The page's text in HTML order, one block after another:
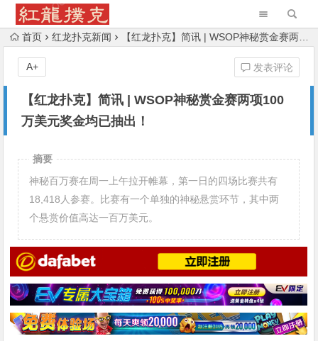
首页 红龙扑克新闻 【红龙扑克】简讯 | WSOP神秘赏金赛两项100万美元奖金均已抽出！
【红龙扑克】简讯 | WSOP神秘赏金赛两项100
万美元奖金均已抽出！
发表评论
A+
摘要
神秘百万赛在周一上午拉开帷幕，第一日的四场比赛共有
18,418人参赛。比赛有一个单独的神秘悬赏环节，其中两
个悬赏价值高达一百万美元。